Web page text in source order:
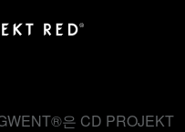
은 CD PROJEKT